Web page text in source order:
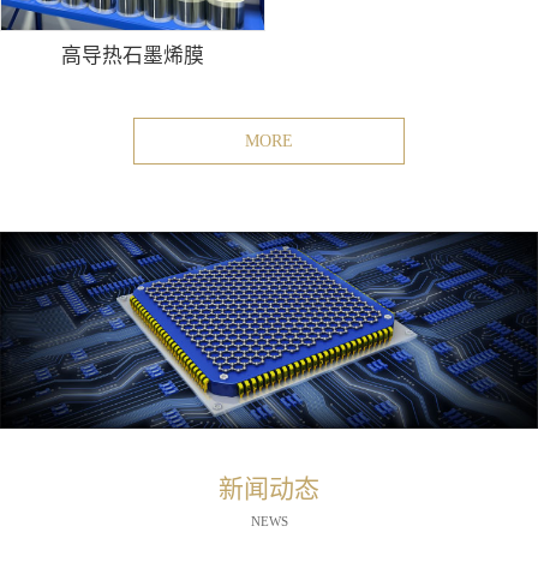
高导热石墨烯膜
MORE
新闻动态
NEWS